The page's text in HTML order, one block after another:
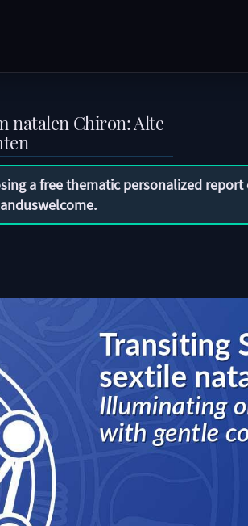
natalen Chiron: Alte
a free thematic personalized report
.